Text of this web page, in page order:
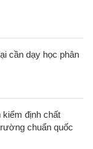
cần dạy học phân
kiểm định chất
chuẩn quốc